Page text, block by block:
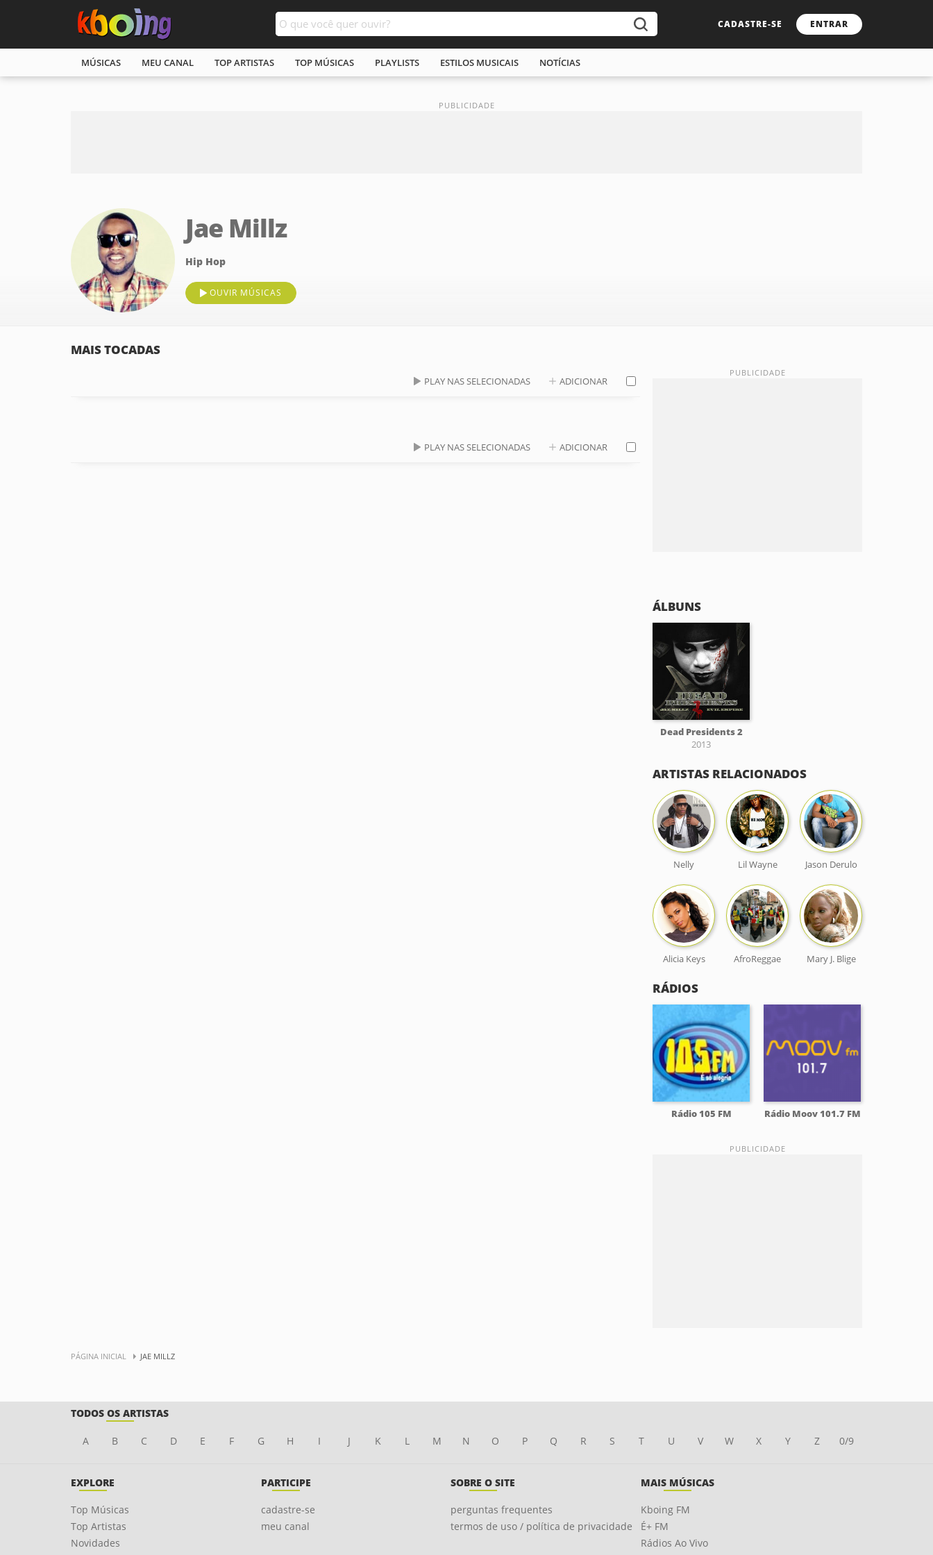
CADASTRE-SE ENTRAR
MÚSICAS MEU CANAL TOP ARTISTAS TOP MÚSICAS PLAYLISTS ESTILOS MUSICAIS NOTÍCIAS
Jae Millz
Hip Hop
OUVIR MÚSICAS
MAIS TOCADAS
PLAY NAS SELECIONADAS ADICIONAR
PLAY NAS SELECIONADAS ADICIONAR
ÁLBUNS
Dead Presidents 2
2013
ARTISTAS RELACIONADOS
Nelly Lil Wayne Jason Derulo
Alicia Keys AfroReggae Mary J. Blige
RÁDIOS
Rádio 105 FM Rádio Moov 101.7 FM
PÁGINA INICIAL JAE MILLZ
TODOS OS ARTISTAS
A B C D E F G H I J K L M N O P Q R S T U V W X Y Z 0/9
EXPLORE
Top Músicas
Top Artistas
Novidades
PARTICIPE
cadastre-se
meu canal
SOBRE O SITE
perguntas frequentes
termos de uso / política de privacidade
MAIS MÚSICAS
Kboing FM
É+ FM
Rádios Ao Vivo